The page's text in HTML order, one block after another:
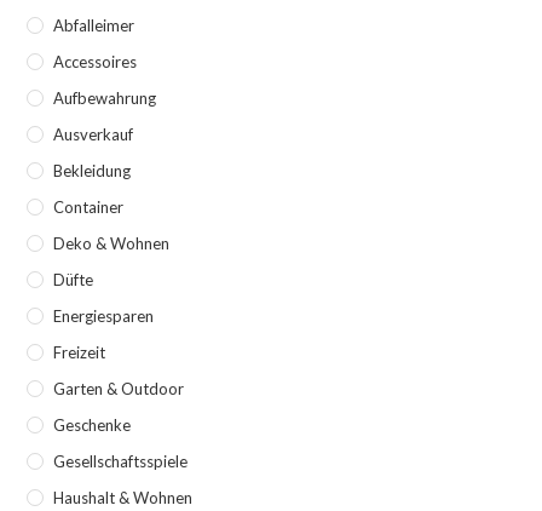
Abfalleimer
Accessoires
Aufbewahrung
Ausverkauf
Bekleidung
Container
Deko & Wohnen
Düfte
Energiesparen
Freizeit
Garten & Outdoor
Geschenke
Gesellschaftsspiele
Haushalt & Wohnen